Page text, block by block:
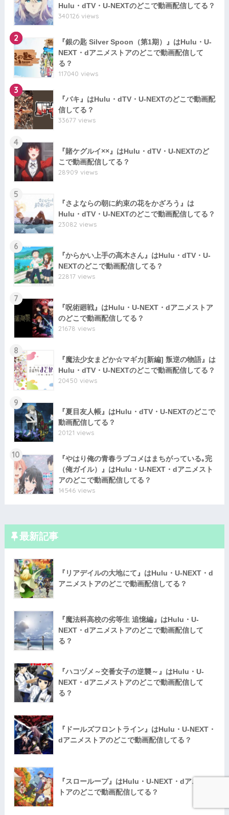
Hulu・dTV・U-NEXTのどこで動画配信してる？
340126 views
2
『銀の匙 Silver Spoon（第1期）』はHulu・U-
NEXT・dアニメストアのどこで動画配信して
る？
117040 views
3
『バキ』はHulu・dTV・U-NEXTのどこで動画配
信してる？
33677 views
4
『賭ケグルイ××』はHulu・dTV・U-NEXTのど
こで動画配信してる？
28909 views
5
『さよならの朝に約束の花をかざろう』は
Hulu・dTV・U-NEXTのどこで動画配信してる？
23082 views
6
『からかい上手の高木さん』はHulu・dTV・U-
NEXTのどこで動画配信してる？
22817 views
7
『呪術廻戦』はHulu・U-NEXT・dアニメストア
のどこで動画配信してる？
21678 views
8
『魔法少女まどか☆マギカ[新編] 叛逆の物語』は
Hulu・dTV・U-NEXTのどこで動画配信してる？
20450 views
9
『夏目友人帳』はHulu・dTV・U-NEXTのどこで
動画配信してる？
20121 views
10
『やはり俺の青春ラブコメはまちがっている｡完
（俺ガイル）』はHulu・U-NEXT・dアニメスト
アのどこで動画配信してる？
14546 views
最新記事
『リアデイルの大地にて』はHulu・U-NEXT・d
アニメストアのどこで動画配信してる？
『魔法科高校の劣等生 追憶編』はHulu・U-
NEXT・dアニメストアのどこで動画配信して
る？
『ハコヅメ～交番女子の逆襲～』はHulu・U-
NEXT・dアニメストアのどこで動画配信して
る？
『ドールズフロントライン』はHulu・U-NEXT・
dアニメストアのどこで動画配信してる？
『スローループ』はHulu・U-NEXT・dアニメス
トアのどこで動画配信してる？